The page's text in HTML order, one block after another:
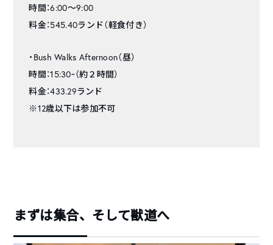
時間：6:00〜9:00
料金：545.40ランド（軽食付き）
・Bush Walks Afternoon（昼）
時間：15:30~（約２時間）
料金：433.29ランド
※12歳以下は参加不可
まずは集合、そして獣道へ